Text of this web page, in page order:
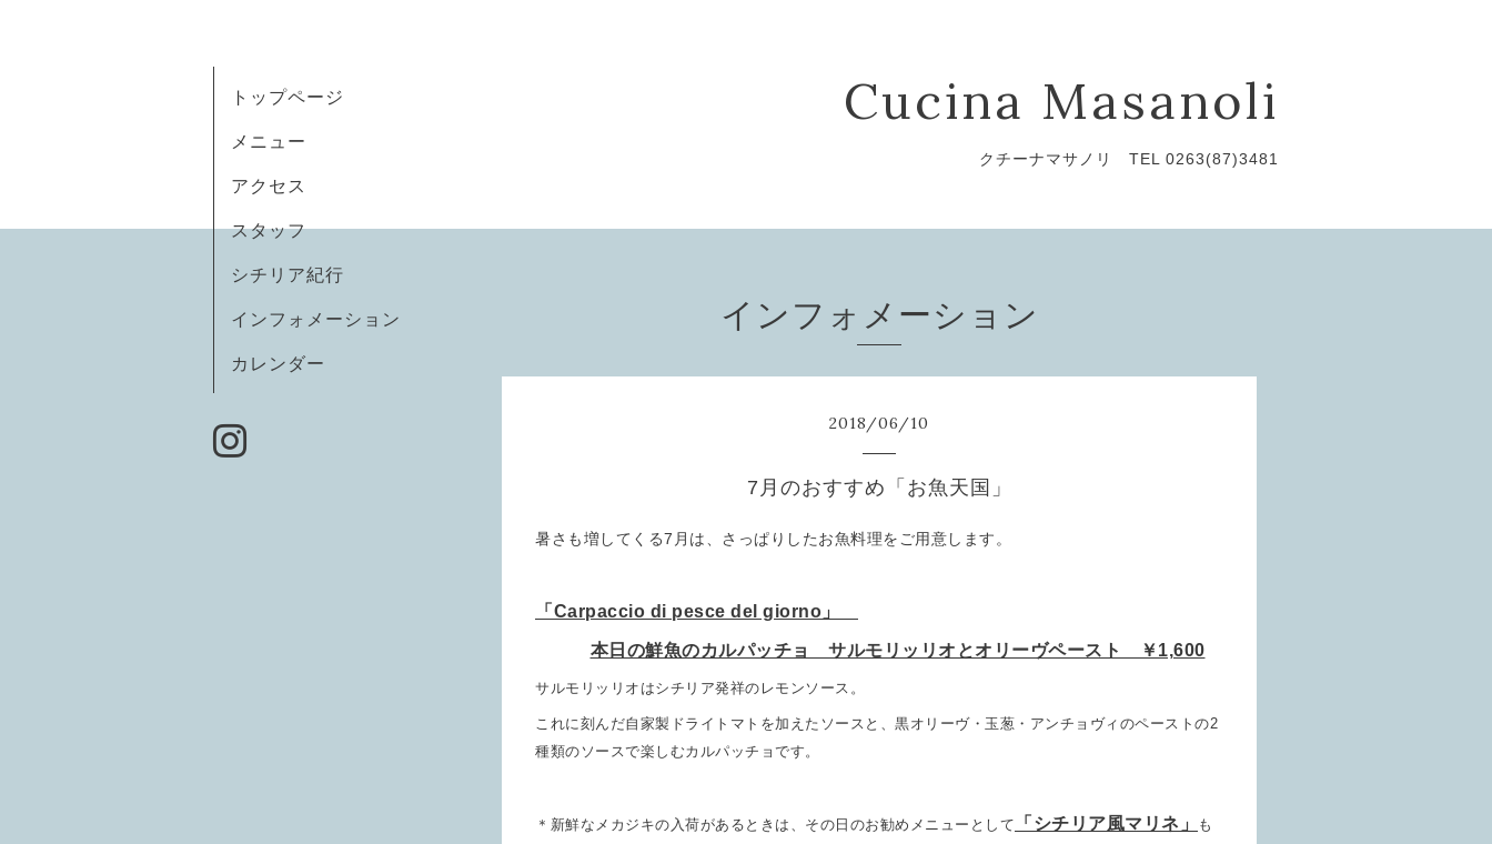
Cucina Masanoli
クチーナマサノリ TEL 0263(87)3481
トップページ
メニュー
アクセス
スタッフ
シチリア紀行
インフォメーション
カレンダー
インフォメーション
2018/06/10
7月のおすすめ「お魚天国」
暑さも増してくる7月は、さっぱりしたお魚料理をご用意します。
「Carpaccio di pesce del giorno」
本日の鮮魚のカルパッチョ サルモリッリオとオリーヴペースト ￥1,600
サルモリッリオはシチリア発祥のレモンソース。
これに刻んだ自家製ドライトマトを加えたソースと、 黒オリーヴ・玉葱・ アンチョヴィのペーストの2
種類のソースで楽しむカルパッチョです。
＊新鮮なメカジキの入荷があるときは、その日のお勧めメニューとして 「シチリア風マリネ」
も